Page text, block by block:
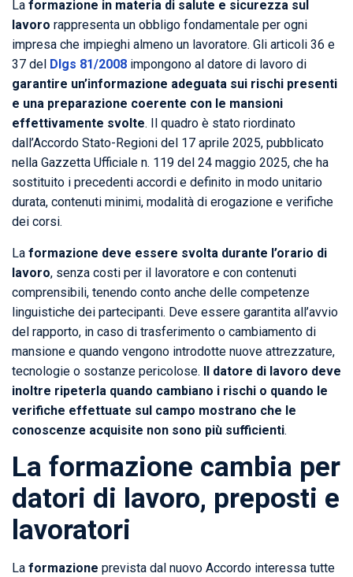
La formazione in materia di salute e sicurezza sul
lavoro rappresenta un obbligo fondamentale per ogni
impresa che impieghi almeno un lavoratore. Gli articoli 36 e
37 del Dlgs 81/2008 impongono al datore di lavoro di
garantire un’informazione adeguata sui rischi presenti
e una preparazione coerente con le mansioni
effettivamente svolte. Il quadro è stato riordinato
dall’Accordo Stato-Regioni del 17 aprile 2025, pubblicato
nella Gazzetta Ufficiale n. 119 del 24 maggio 2025, che ha
sostituito i precedenti accordi e definito in modo unitario
durata, contenuti minimi, modalità di erogazione e verifiche
dei corsi.
La formazione deve essere svolta durante l’orario di
lavoro, senza costi per il lavoratore e con contenuti
comprensibili, tenendo conto anche delle competenze
linguistiche dei partecipanti. Deve essere garantita all’avvio
del rapporto, in caso di trasferimento o cambiamento di
mansione e quando vengono introdotte nuove attrezzature,
tecnologie o sostanze pericolose. Il datore di lavoro deve
inoltre ripeterla quando cambiano i rischi o quando le
verifiche effettuate sul campo mostrano che le
conoscenze acquisite non sono più sufficienti.
La formazione cambia per
datori di lavoro, preposti e
lavoratori
La formazione prevista dal nuovo Accordo interessa tutte